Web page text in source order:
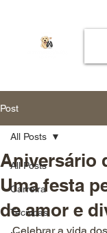
Post
All Posts
Carreira
Técnicas
All Posts
Aniversário
Uma festa
de amor e
Celebrar a vida